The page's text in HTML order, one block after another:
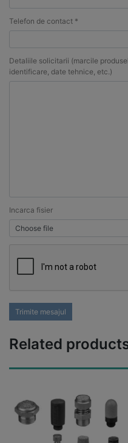
Telefon de contact *
Detaliile solicitarii (marcile
identificare, date tehnice, etc.)
Incarca fisier
Choose file
Trimite mesajul
Related